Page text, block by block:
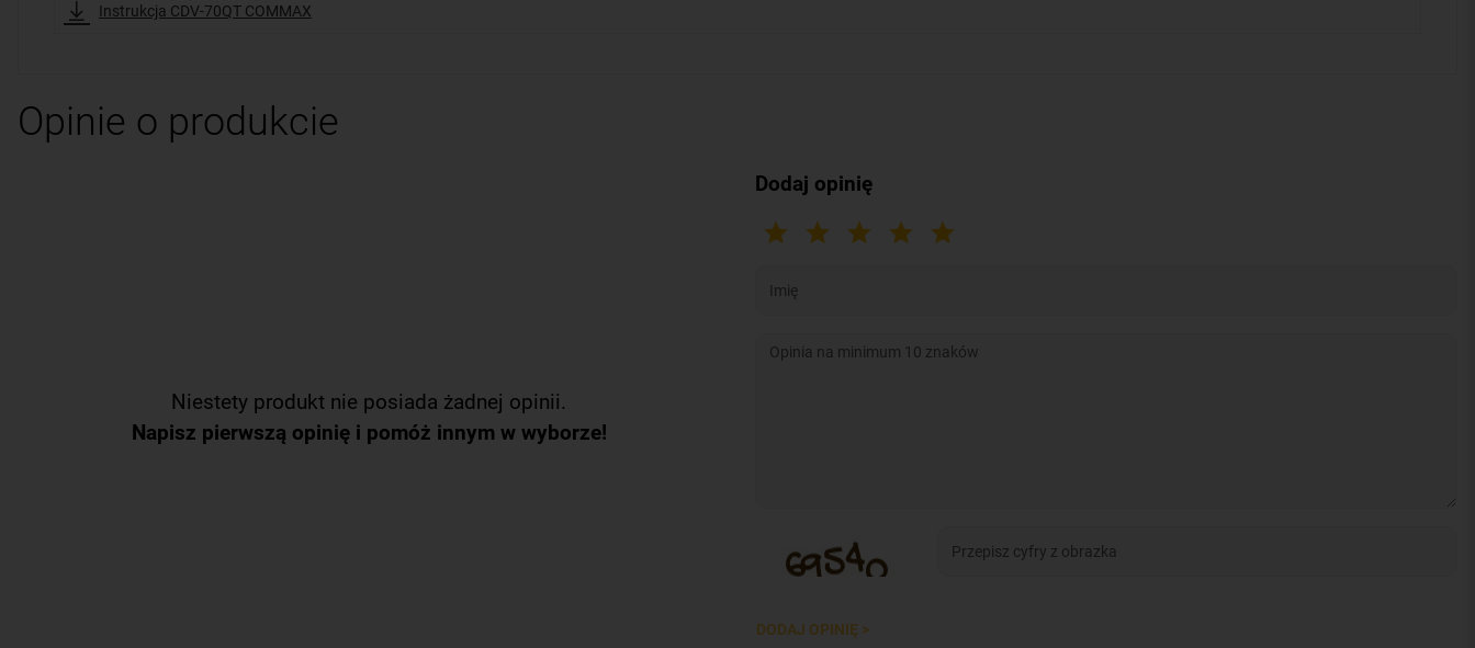
Instrukcja CDV-70QT COMMAX
Opinie o produkcie
Niestety produkt nie posiada żadnej opinii.
Napisz pierwszą opinię i pomóż innym w wyborze!
Dodaj opinię
DODAJ OPINIĘ >